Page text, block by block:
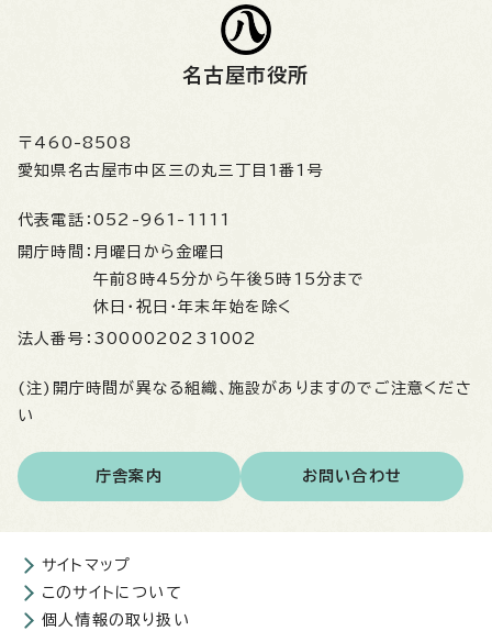
名古屋市役所
〒460-8508
愛知県名古屋市中区三の丸三丁目1番1号
代表電話： 052-961-1111
開庁時間： 月曜日から金曜日
午前8時45分から午後5時15分まで
休日・祝日・年末年始を除く
法人番号： 3000020231002
(注)開庁時間が異なる組織、施設がありますのでご注意くださ
い
庁舎案内 お問い合わせ
サイトマップ
このサイトについて
個人情報の取り扱い